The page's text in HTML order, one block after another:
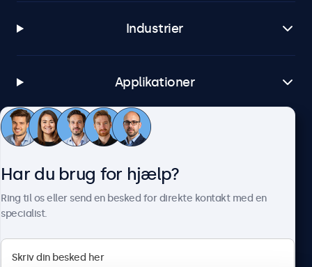
Industrier
Applikationer
Kundeservice
Har du brug for hjælp?
Ring til os eller send en besked for direkte kontakt med en
specialist.